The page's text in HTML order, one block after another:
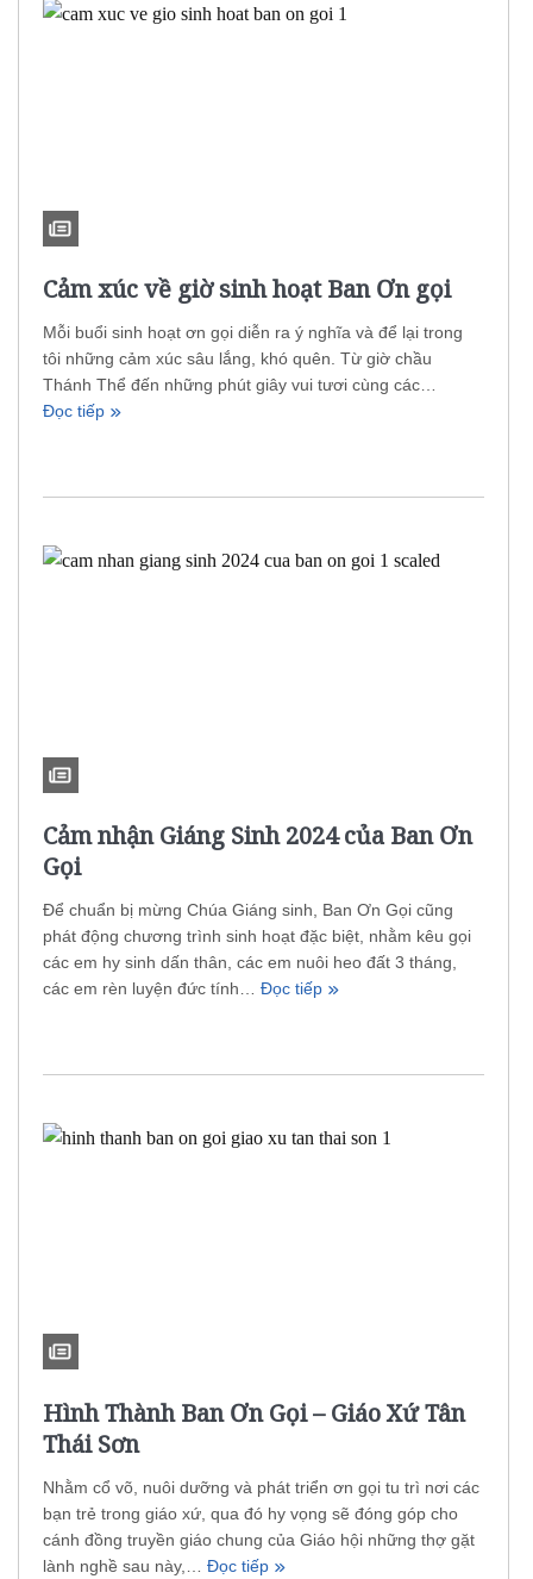
Cảm xúc về giờ sinh hoạt Ban Ơn gọi
Mỗi buổi sinh hoạt ơn gọi diễn ra ý nghĩa và để lại trong
tôi những cảm xúc sâu lắng, khó quên. Từ giờ chầu
Thánh Thể đến những phút giây vui tươi cùng các…
Đọc tiếp
Cảm nhận Giáng Sinh 2024 của Ban Ơn
Gọi
Để chuẩn bị mừng Chúa Giáng sinh, Ban Ơn Gọi cũng
phát động chương trình sinh hoạt đặc biệt, nhằm kêu gọi
các em hy sinh dấn thân, các em nuôi heo đất 3 tháng,
các em rèn luyện đức tính… Đọc tiếp
Hình Thành Ban Ơn Gọi – Giáo Xứ Tân
Thái Sơn
Nhằm cổ võ, nuôi dưỡng và phát triển ơn gọi tu trì nơi các
bạn trẻ trong giáo xứ, qua đó hy vọng sẽ đóng góp cho
cánh đồng truyền giáo chung của Giáo hội những thợ gặt
lành nghề sau này,… Đọc tiếp